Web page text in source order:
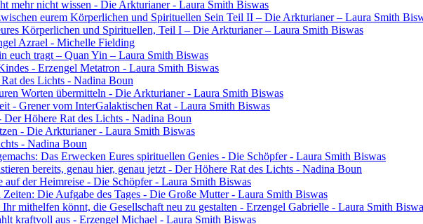
mehr nicht wissen - Die Arkturianer - Laura Smith Biswas
eurem Körperlichen und Spirituellen Sein Teil II – Die Arkturianer – Laura Smith
Körperlichen und Spirituellen, Teil I – Die Arkturianer – Laura Smith Biswas
Azrael - Michelle Fielding
euch tragt – Quan Yin – Laura Smith Biswas
- Erzengel Metatron - Laura Smith Biswas
des Lichts - Nadina Boun
Worten übermitteln - Die Arkturianer - Laura Smith Biswas
- Grener vom InterGalaktischen Rat - Laura Smith Biswas
Höhere Rat des Lichts - Nadina Boun
- Die Arkturianer - Laura Smith Biswas
- Nadina Boun
Das Erwecken Eures spirituellen Genies - Die Schöpfer - Laura Smith Biswas
bereits, genau hier, genau jetzt - Der Höhere Rat des Lichts - Nadina Boun
auf der Heimreise - Die Schöpfer - Laura Smith Biswas
Die Aufgabe des Tages - Die Große Mutter - Laura Smith Biswas
mithelfen könnt, die Gesellschaft neu zu gestalten - Erzengel Gabrielle - Laura Smith
kraftvoll aus - Erzengel Michael - Laura Smith Biswas